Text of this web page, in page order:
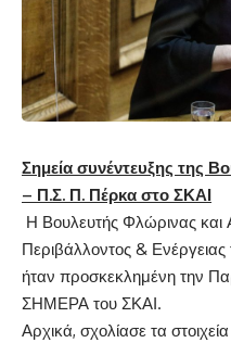
Σημεία συνέντευξης της
– Π.Σ. Π. Πέρκα στο ΣΚΑΙ
Η Βουλευτής Φλώρινας
Περιβάλλοντος &
ήταν προσκεκλημένη την
ΣΗΜΕΡΑ του ΣΚΑΙ.
Αρχικά, σχολίασε τα